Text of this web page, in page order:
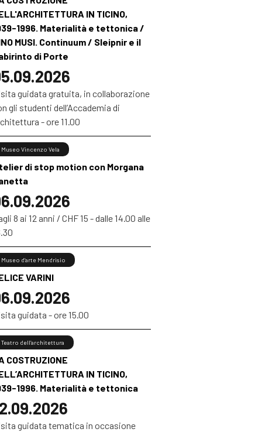
IN TICINO,
1996. Materialità e tettonica /
MUSI. Continuum / Sleipnir e il
di Porte
guidata gratuita, in collaborazione
gli studenti dell’Accademia di
- ore 11.00
di stop motion con Morgana
Museo Vincenzo Vela
8 ai 12 anni / CHF 15 - dalle 14.00 alle
VARINI
Museo d’arte Mendrisio
guidata - ore 15.00
COSTRUZIONE
IN TICINO,
1996. Materialità e tettonica
Teatro dell’architettura
guidata tematica in occasione